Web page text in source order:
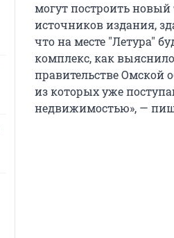
могут построить
источников издания,
что на месте "Летура"
комплекс, как
правительстве Омской
из которых уже
недвижимостью», —